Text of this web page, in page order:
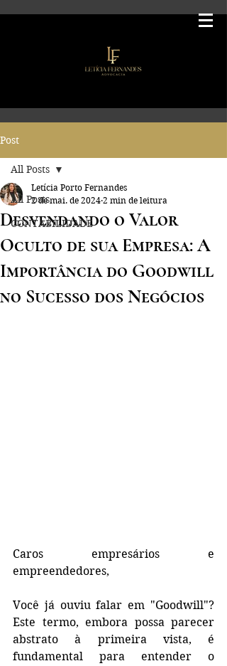
Post
All Posts
CONTABILIDADE
All Posts
Desvendando o Valor
Oculto de sua Empresa: A
Importância do Goodwill
no Sucesso dos Negócios
Letícia Porto Fernandes
2 de mai. de 2024 2 min de leitura
Caros empresários e
empreendedores,
Você já ouviu falar em "Goodwill"?
Este termo, embora possa parecer
abstrato à primeira vista, é
fundamental para entender o